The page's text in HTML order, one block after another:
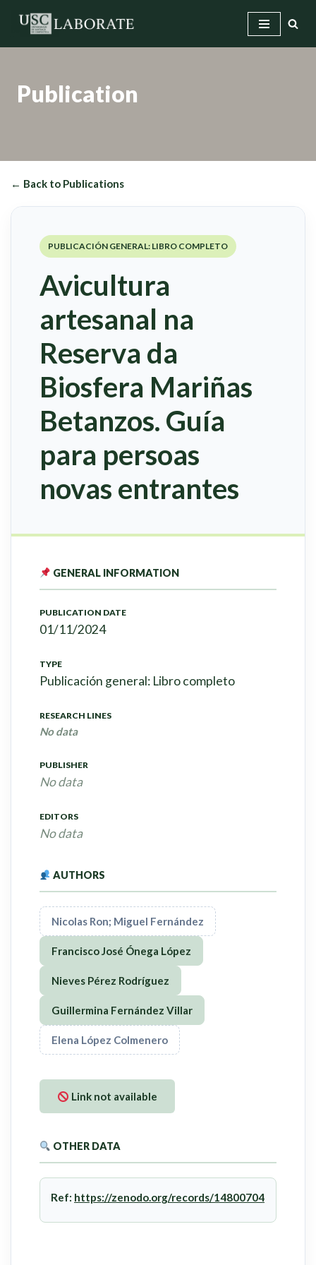
Publication
← Back to Publications
PUBLICACIÓN GENERAL: LIBRO COMPLETO
Avicultura
artesanal na
Reserva da
Biosfera Mariñas
Betanzos. Guía
para persoas
novas entrantes
GENERAL INFORMATION
PUBLICATION DATE
01/11/2024
TYPE
Publicación general: Libro completo
RESEARCH LINES
No data
PUBLISHER
No data
EDITORS
No data
AUTHORS
Nicolas Ron; Miguel Fernández
Francisco José Ónega López
Nieves Pérez Rodríguez
Guillermina Fernández Villar
Elena López Colmenero
Link not available
OTHER DATA
Ref: https://zenodo.org/records/14800704